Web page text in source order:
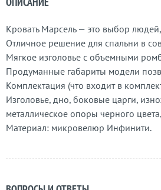
Кровать Марсель — это выбор
Отличное решение для спальни в
Мягкое изголовье с объемными
Продуманные габариты модели
Комплектация (что входит в
Изголовье, дно, боковые царги,
металлическое опоры черного
Материал: микровелюр Инфинити.